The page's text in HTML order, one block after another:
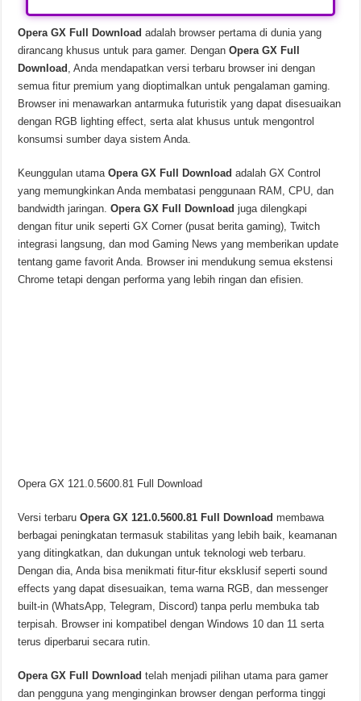
Opera GX Full Download adalah browser pertama di dunia yang
dirancang khusus untuk para gamer. DenganOpera GX Full
Download , Anda mendapatkan versi terbaru browser ini dengan
semua fitur premium yang dioptimalkan untuk pengalaman gaming.
Browser ini menawarkan antarmuka futuristik yang dapat disesuaikan
dengan RGB lighting effect, serta alat khusus untuk mengontrol
konsumsi sumber daya sistem Anda.
Keunggulan utamaOpera GX Full Download adalah GX Control
yang memungkinkan Anda membatasi penggunaan RAM, CPU, dan
bandwidth jaringan.Opera GX Full Download juga dilengkapi
dengan fitur unik seperti GX Corner (pusat berita gaming), Twitch
integrasi langsung, dan mod Gaming News yang memberikan update
tentang game favorit Anda. Browser ini mendukung semua ekstensi
Chrome tetapi dengan performa yang lebih ringan dan efisien.
Opera GX 121.0.5600.81 Full Download
Versi terbaruOpera GX 121.0.5600.81 Full Download membawa
berbagai peningkatan termasuk stabilitas yang lebih baik, keamanan
yang ditingkatkan, dan dukungan untuk teknologi web terbaru.
Dengan dia, Anda bisa menikmati fitur-fitur eksklusif seperti sound
effects yang dapat disesuaikan, tema warna RGB, dan messenger
built-in (WhatsApp, Telegram, Discord) tanpa perlu membuka tab
terpisah. Browser ini kompatibel dengan Windows 10 dan 11 serta
terus diperbarui secara rutin.
Opera GX Full Download telah menjadi pilihan utama para gamer
dan pengguna yang menginginkan browser dengan performa tinggi